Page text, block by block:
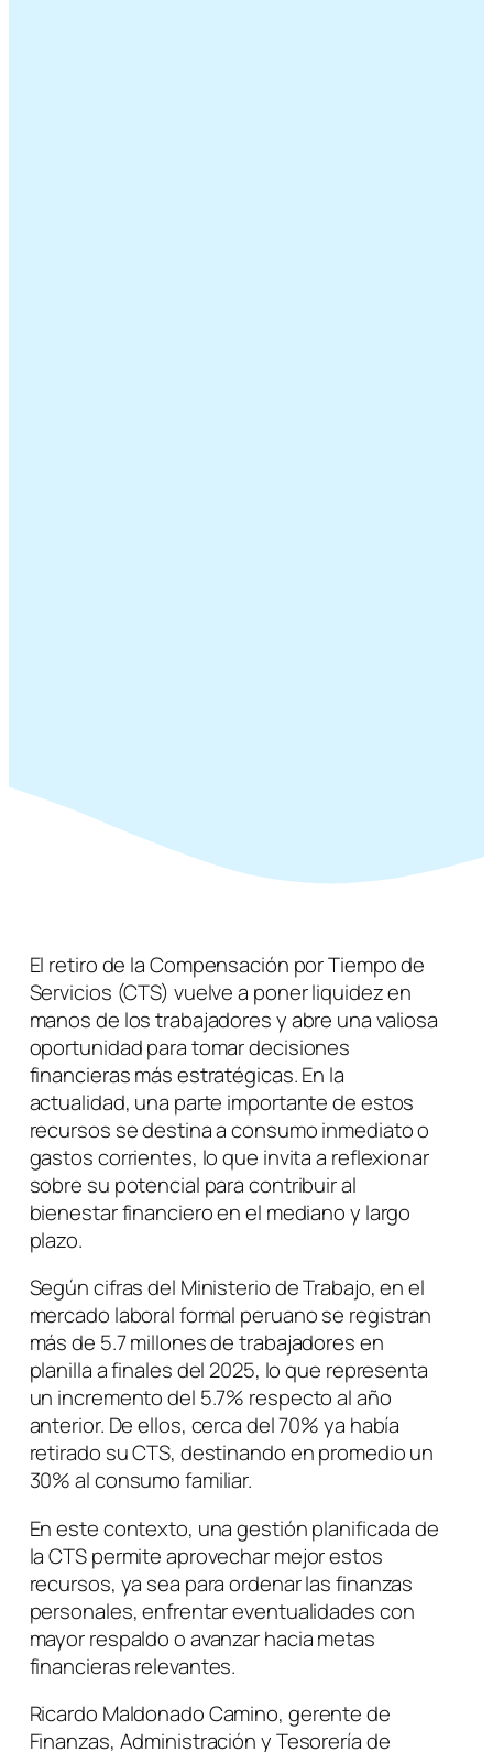
El retiro de la Compensación por Tiempo de
Servicios (CTS) vuelve a poner liquidez en
manos de los trabajadores y abre una valiosa
oportunidad para tomar decisiones
financieras más estratégicas. En la
actualidad, una parte importante de estos
recursos se destina a consumo inmediato o
gastos corrientes, lo que invita a reflexionar
sobre su potencial para contribuir al
bienestar financiero en el mediano y largo
plazo.
Según cifras del Ministerio de Trabajo, en el
mercado laboral formal peruano se registran
más de 5.7 millones de trabajadores en
planilla a finales del 2025, lo que representa
un incremento del 5.7% respecto al año
anterior. De ellos, cerca del 70% ya había
retirado su CTS, destinando en promedio un
30% al consumo familiar.
En este contexto, una gestión planificada de
la CTS permite aprovechar mejor estos
recursos, ya sea para ordenar las finanzas
personales, enfrentar eventualidades con
mayor respaldo o avanzar hacia metas
financieras relevantes.
Ricardo Maldonado Camino, gerente de
Finanzas, Administración y Tesorería de